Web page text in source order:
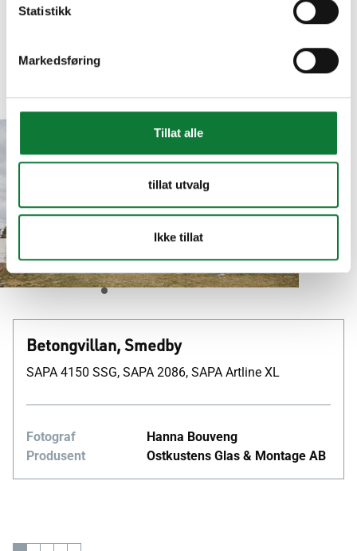
Statistikk
Markedsføring
Tillat alle
tillat utvalg
Ikke tillat
Bli inspirert Betongvillan, Smedby
Betongvillan,
Smedby
Private living Kalmar län, Sverige
Betongvillan, Smedby
SAPA 4150 SSG, SAPA 2086, SAPA Artline XL
Fotograf
Hanna Bouveng
Produsent
Ostkustens Glas & Montage AB